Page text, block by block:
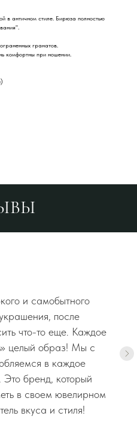
в античном стиле. Бирюза полностью
гранатов.
комфортны при ношении.
и самобытного
после
что-то еще. Каждое
целый образ! Мы с
в каждое
Это бренд, который
в своем ювелирном
вкуса и стиля!